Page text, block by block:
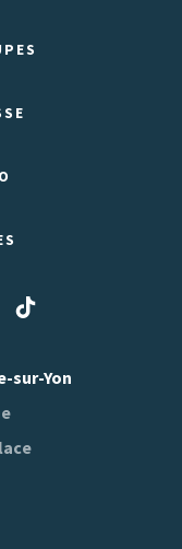
Suivez-
sur
sur-Yon